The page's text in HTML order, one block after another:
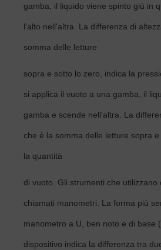
gamba, il liquido viene spinto giù in
l'alto nell'altra. La differenza di
somma delle letture
sopra e sotto lo zero, indica la
si applica il vuoto a una gamba, il
gamba e scende nell'altra. La
che è la somma delle letture sopra
la quantità
di vuoto. Gli strumenti che utilizzano
chiamati manometri. La forma più
manometro a U, ben noto e di base
dispositivo indica la differenza tra